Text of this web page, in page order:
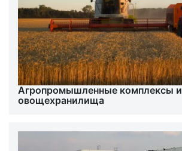
Агропромышленные комплексы и
овощехранилища